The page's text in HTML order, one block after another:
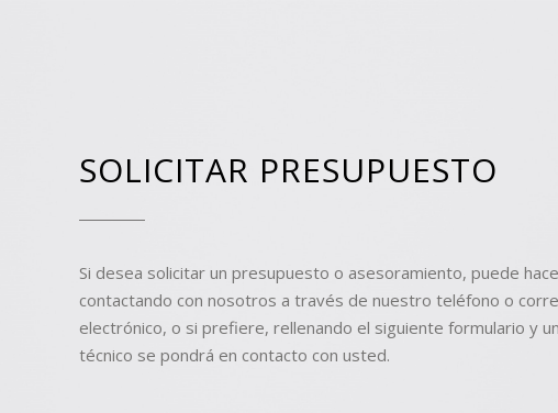
SOLICITAR PRESUPUESTO
Si desea solicitar un presupuesto o asesoramiento, puede
contactando con nosotros a través de nuestro teléfono o
electrónico, o si prefiere, rellenando el siguiente formulario y un
técnico se pondrá en contacto con usted.